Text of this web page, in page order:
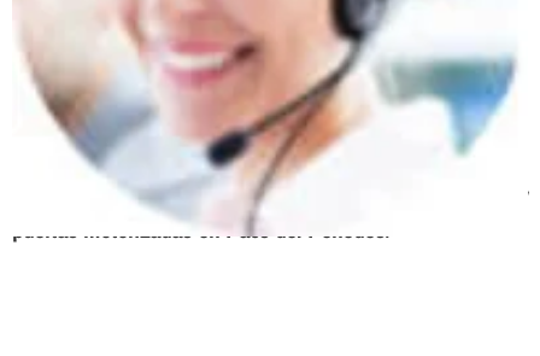
Persianas enrollables, Puertas correderas, Puertas
batientes, Puertas seccionales, Correderas automáticas
de cristal, Sistemas de anti-cizallamiento, Puertas
peatonales, Puertas basculantes, Puertas radio
frecuencia, Urgencias 24 horas, Mantenimiento de
Servicio tecnico, expertos en automatismos y
puertas motorizadas en Pacs del Penedès.